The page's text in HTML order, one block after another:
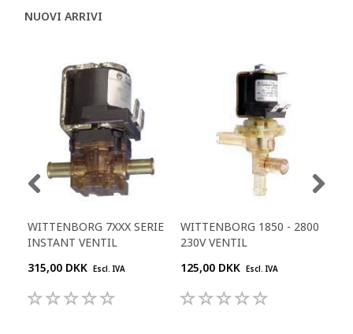
NUOVI ARRIVI
WITTENBORG 7XXX SERIE
INSTANT VENTIL
315,00 DKK Escl. IVA
WITTENBORG 1850 - 2800
230V VENTIL
125,00 DKK Escl. IVA